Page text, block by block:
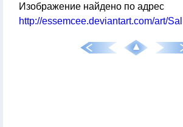
Изображение найдено по адрес